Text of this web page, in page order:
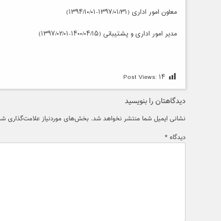
معاون امور اداری (۱۳۹۷/۰۱/۳۱-۱۳۹۴/۱۰/۰۱)
مدیر امور اداری و پشتیبانی (۱۴۰۰/۰۴/۱۵-۱۳۹۷/۰۲/۰۱)
Post Views: ۱۴
دیدگاهتان را بنویسید
نشانی ایمیل شما منتشر نخواهد شد. بخش‌های موردنیاز علامت‌گذاری
دیدگاه *